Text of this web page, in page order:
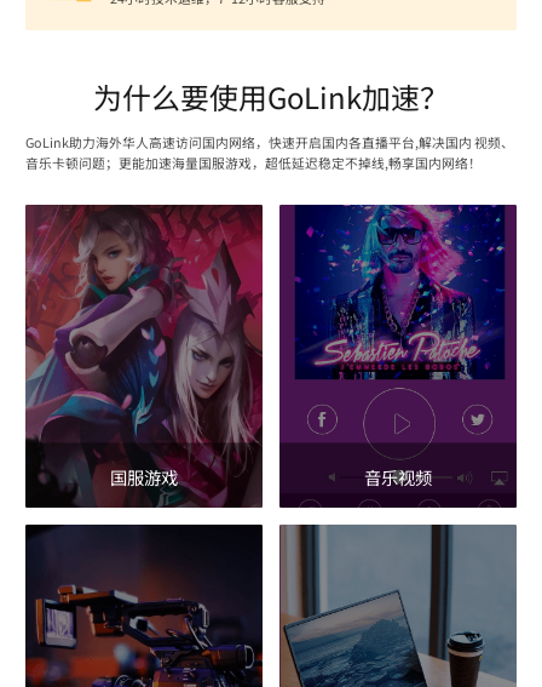
为什么要使用GoLink加速？
GoLink助力海外华人高速访问国内网络，快速开启国内各直播平台,解决国内 视频、
音乐卡顿问题；更能加速海量国服游戏，超低延迟稳定不掉线,畅享国内网络！
国服游戏 音乐视频